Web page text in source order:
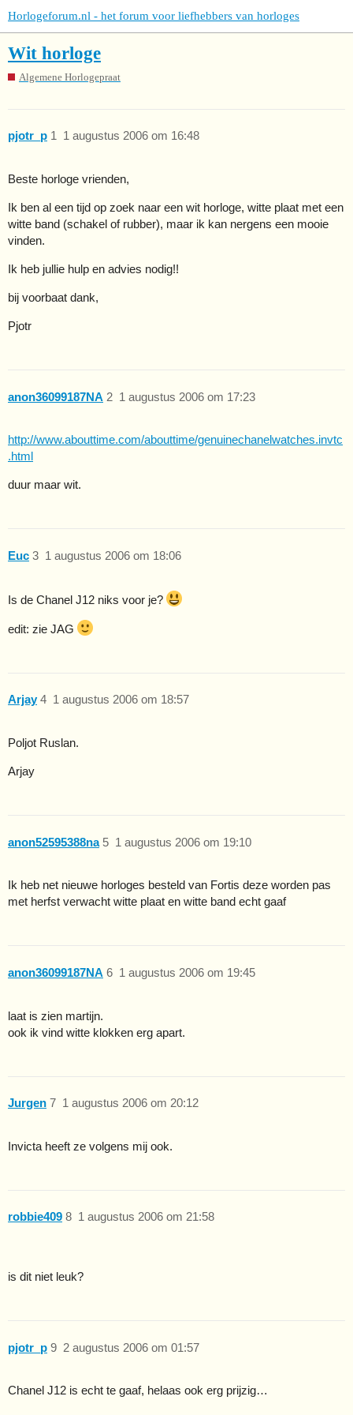
Horlogeforum.nl - het forum voor liefhebbers van horloges
Wit horloge
Algemene Horlogepraat
pjotr_p 1 augustus 2006 om 16:48
1
Beste horloge vrienden,
Ik ben al een tijd op zoek naar een wit horloge, witte plaat met een
witte band (schakel of rubber), maar ik kan nergens een mooie
vinden.
Ik heb jullie hulp en advies nodig!!
bij voorbaat dank,
Pjotr
anon36099187NA 1 augustus 2006 om 17:23
2
http://www.abouttime.com/abouttime/genuinechanelwatches.invtc
.html
duur maar wit.
Euc 1 augustus 2006 om 18:06
3
Is de Chanel J12 niks voor je?
edit: zie JAG
Arjay 1 augustus 2006 om 18:57
4
Poljot Ruslan.
Arjay
anon52595388na 1 augustus 2006 om 19:10
5
Ik heb net nieuwe horloges besteld van Fortis deze worden pas
met herfst verwacht witte plaat en witte band echt gaaf
anon36099187NA 1 augustus 2006 om 19:45
6
laat is zien martijn.
ook ik vind witte klokken erg apart.
Jurgen 1 augustus 2006 om 20:12
7
Invicta heeft ze volgens mij ook.
robbie409 1 augustus 2006 om 21:58
8
is dit niet leuk?
pjotr_p 2 augustus 2006 om 01:57
9
Chanel J12 is echt te gaaf, helaas ook erg prijzig…